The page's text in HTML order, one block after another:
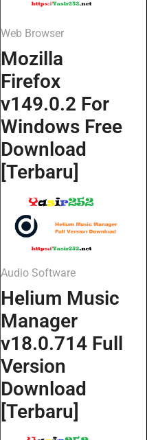
Web Browser
Mozilla
Firefox
v149.0.2 For
Windows Free
Download
[Terbaru]
Audio Software
Helium Music
Manager
v18.0.714 Full
Version
Download
[Terbaru]